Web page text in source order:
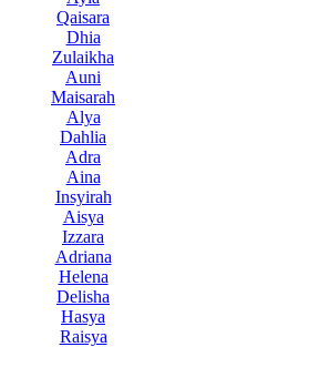
Qaisara
Dhia
Zulaikha
Auni
Maisarah
Alya
Dahlia
Adra
Aina
Insyirah
Aisya
Izzara
Adriana
Helena
Delisha
Hasya
Raisya